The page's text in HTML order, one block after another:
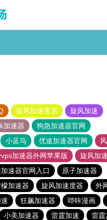
旋风加速度器
旋风加速
加速器
狗急加速器官网
小蓝鸟 优途加速器官网
加速器外网苹果版
旋风加
速器官网入口
原子加速器
加速器 旋风加速度器
外
狂飙加速器 哔咔漫画
小美加速器 雷霆加速
雷霆